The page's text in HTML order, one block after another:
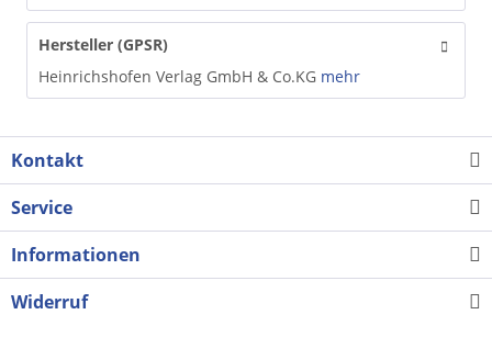
Hersteller (GPSR)
Heinrichshofen Verlag GmbH & Co.KG mehr
Kontakt
Service
Informationen
Widerruf